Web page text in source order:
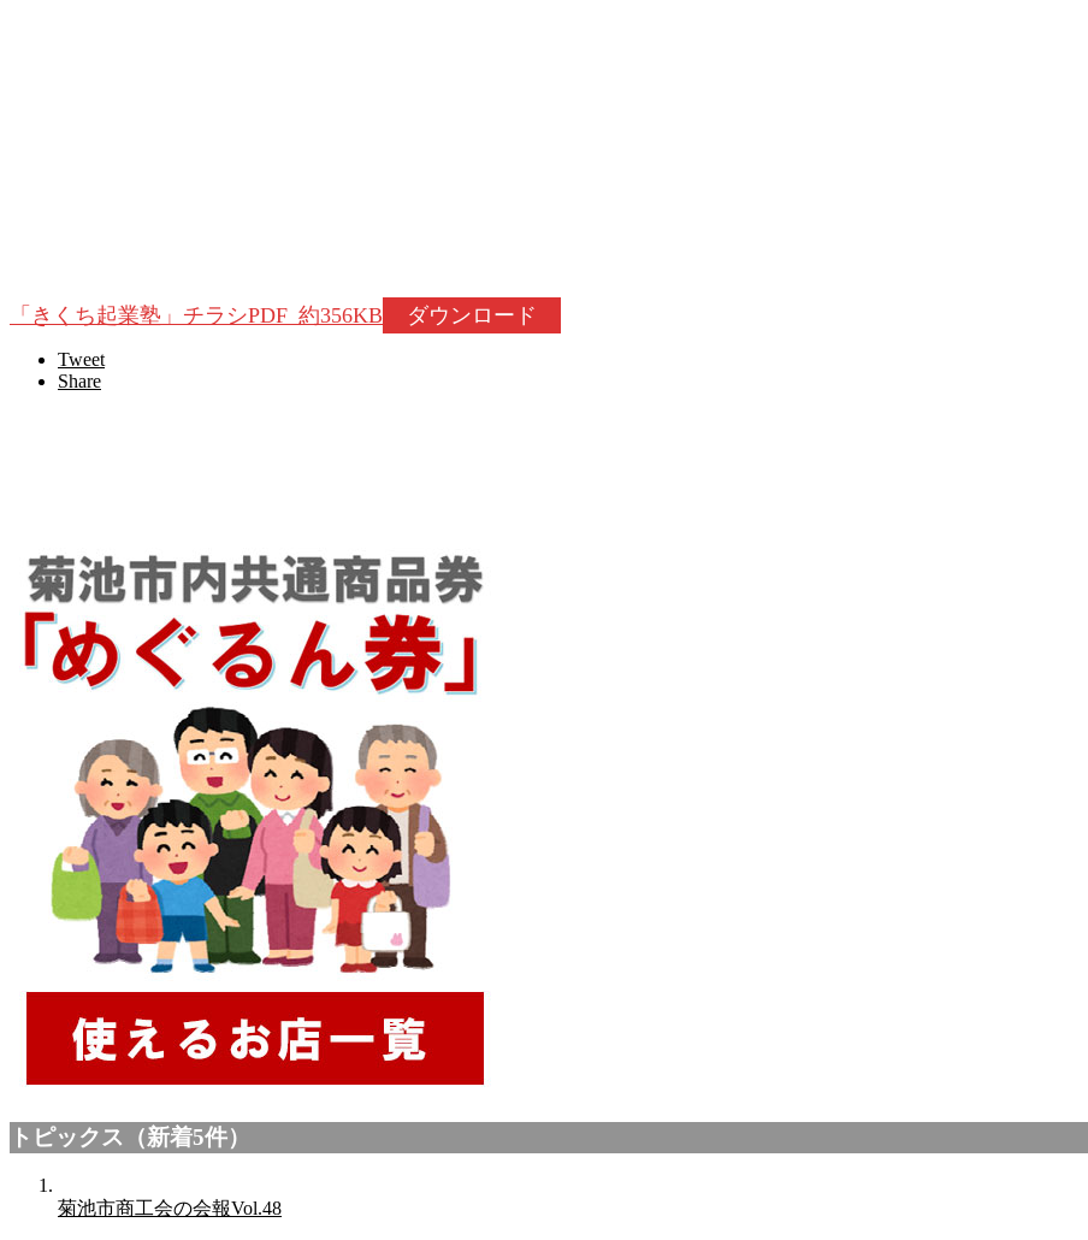
「きくち起業塾」チラシPDF_約356KB ダウンロード
Tweet
Share
トピックス（新着5件）
菊池市商工会の会報Vol.48